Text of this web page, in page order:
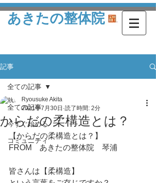
あきたの整体院
記事
全ての記事
今すぐ始める
コミュニティ
全ての記事
からだの柔構造とは？
Ryousuke Akita
2021年7月30日 読了時間: 2分
【からだの柔構造とは？】
FROM　あきたの整体院　琴浦
皆さんは【柔構造】